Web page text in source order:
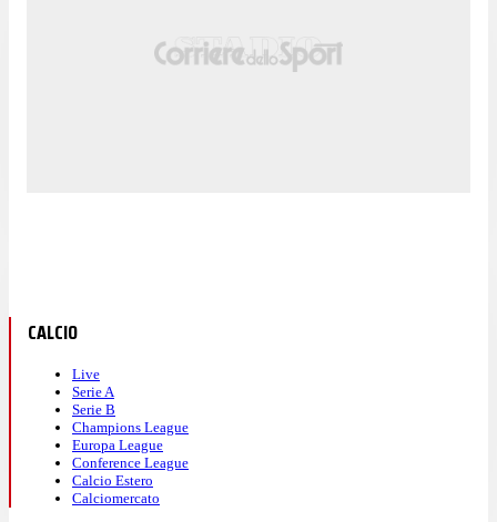
CALCIO
Live
Serie A
Serie B
Champions League
Europa League
Conference League
Calcio Estero
Calciomercato